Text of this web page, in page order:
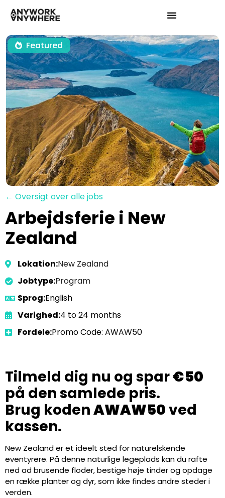
Featured
← Oversigt over alle jobs
Arbejdsferie i New
Zealand
Lokation:New Zealand
Jobtype:Program
Sprog:English
Varighed:4 to 24 months
Fordele:Promo Code: AWAW50
Tilmeld dig nu og spar€50
på den samlede pris.
Brug kodenAWAW50ved
kassen.
New Zealand er et ideelt sted for naturelskende
eventyrere. På denne naturlige legeplads kan du rafte
ned ad brusende floder, bestige høje tinder og opdage
en række planter og dyr, som ikke findes andre steder i
verden.